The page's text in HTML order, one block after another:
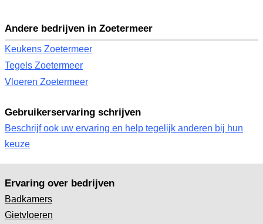
Andere bedrijven in Zoetermeer
Keukens Zoetermeer
Tegels Zoetermeer
Vloeren Zoetermeer
Gebruikerservaring schrijven
Beschrijf ook uw ervaring en help tegelijk anderen bij hun
keuze
Ervaring over bedrijven
Badkamers
Gietvloeren